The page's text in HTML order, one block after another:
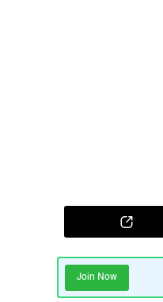
Join Now